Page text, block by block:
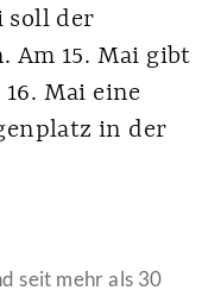
soll der
Am 15. Mai gibt
Mai eine
in der
seit mehr als 30